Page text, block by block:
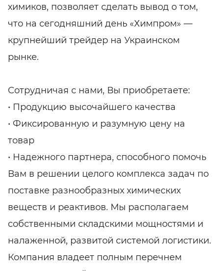
химиков, позволяет сделать вывод о том,
что на сегодняшний день «Химпром» —
крупнейший трейдер на Украинском
рынке.
Сотрудничая с нами, Вы приобретаете:
• Продукцию высочайшего качества
• Фиксированную и разумную цену на
товар
• Надежного партнера, способного помочь
Вам в решении целого комплекса задач по
поставке разнообразных химических
веществ и реактивов. Мы располагаем
собственными складскими мощностями и
налаженной, развитой системой логистики.
Компания владеет полным перечнем